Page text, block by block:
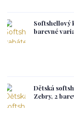
Softshellový
barevné
Dětská
Zebry, 2